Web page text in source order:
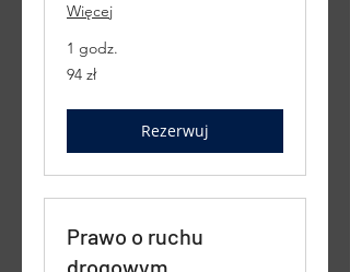
Więcej
1 godz.
94
złote
94 zł
Rezerwuj
Prawo o ruchu
drogowym